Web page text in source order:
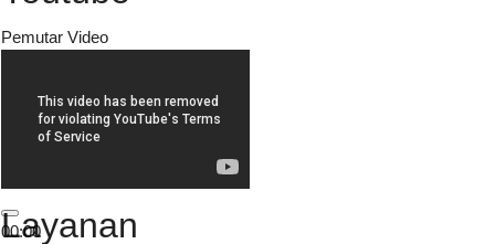
Pemutar Video
00:00
Layanan